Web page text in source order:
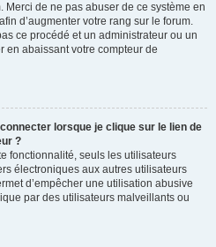
Merci de ne pas abuser de ce système en
d’augmenter votre rang sur le forum.
ce procédé et un administrateur ou un
en abaissant votre compteur de
lorsque je clique sur le lien de
?
fonctionnalité, seuls les utilisateurs
électroniques aux autres utilisateurs
d’empêcher une utilisation abusive
par des utilisateurs malveillants ou